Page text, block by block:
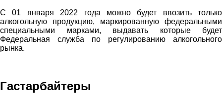
С 01 января 2022 года можно будет ввозить только
алкогольную продукцию, маркированную федеральными
специальными марками, выдавать которые будет
Федеральная служба по регулированию алкогольного
рынка.
Гастарбайтеры